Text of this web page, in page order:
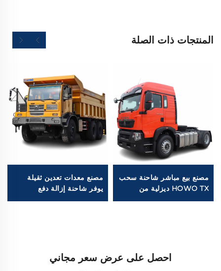
المنتجات ذات الصلة
مصنع بيع مباشر شاحنة سحب
HOWO TX ديزلية من
Sinotruk نوع 4x2 متوافقة
مصنع معدات تعدين ثقيلة
يوفر شاحنة إزالة دفع
Xugong بنظام 6x4 حمولة
احصل على عرض سعر مجاني